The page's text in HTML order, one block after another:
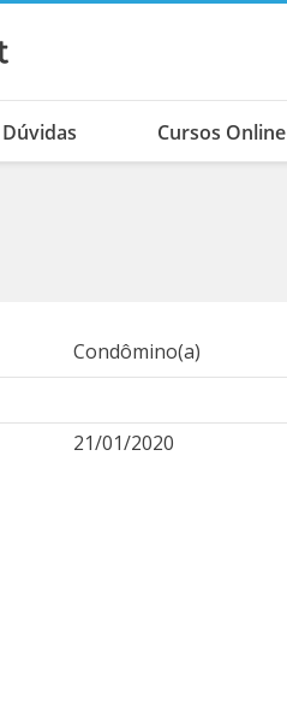
Cursos Online
Condômino(a)
21/01/2020